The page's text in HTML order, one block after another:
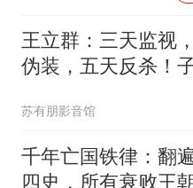
王立群：三天监视
伪装，五天反杀！
苏有朋影音馆
千年亡国铁律：翻
四史，所有衰败王